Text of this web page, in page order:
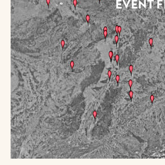
EVENT